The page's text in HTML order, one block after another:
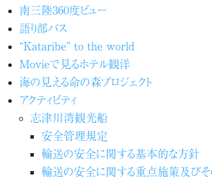
南三陸360度ビュー
語り部バス
“Kataribe” to the world
Movieで見るホテル観洋
海の見える命の森プロジェクト
アクティビティ
志津川湾観光船
安全管理規定
輸送の安全に関する基本的な方針
輸送の安全に関する重点施策及び